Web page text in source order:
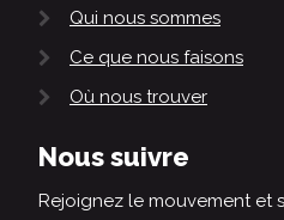
Qui nous sommes
Ce que nous faisons
Où nous trouver
Nous suivre
Rejoignez le mouvement et